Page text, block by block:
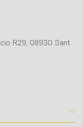
R29, 08930 Sant